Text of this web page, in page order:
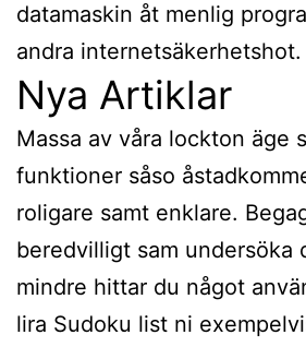
datamaskin åt menlig
andra internetsäkerhetshot.
Nya Artiklar
Massa av våra lockton äge
funktioner såso
roligare samt enklare.
beredvilligt sam undersöka
mindre hittar du något
lira Sudoku list ni